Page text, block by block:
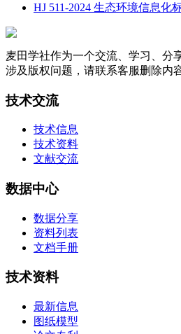
HJ 511-2024 生态环境信息化
麦田学社作为一个交流、学习、分
涉及版权问题，请联系客服删除内容
技术交流
技术信息
技术资料
文献交流
数据中心
数据分享
资料列表
文档手册
技术资料
最新信息
图纸模型